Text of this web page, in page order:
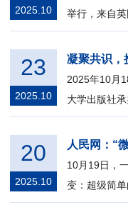
举行，来自
麦克法兰院
2025.10
2025年10月
大学出版社
望”座谈会在
23
2025.10
人民网：“
10月19日，
变：超级简
典书店举行
20
2025.10